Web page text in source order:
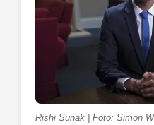
Rishi Sunak | Foto: Simon